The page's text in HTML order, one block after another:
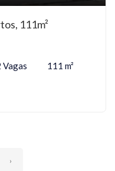
111m²
Vagas 111 m²
›